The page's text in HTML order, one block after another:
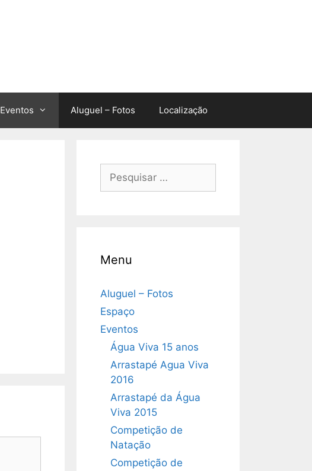
Eventos Aluguel – Fotos Localização
Pesquisar
Menu
Aluguel – Fotos
Espaço
Eventos
Água Viva 15 anos
Arrastapé Agua Viva
2016
Arrastapé da Água
Viva 2015
Competição de
Natação
Competição de